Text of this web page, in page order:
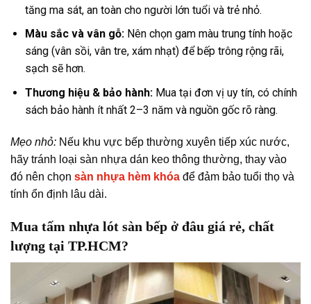
tăng ma sát, an toàn cho người lớn tuổi và trẻ nhỏ.
Màu sắc và vân gỗ:Nên chọn gam màu trung tính hoặc
sáng(vân sồi, vân tre, xám nhạt) để bếp trông rộng rãi,
sạch sẽ hơn.
Thương hiệu & bảo hành:Mua tại đơn vị uy tín, có chính
sách bảo hành ít nhất 2–3 năm và nguồn gốc rõ ràng.
Mẹo nhỏ: Nếu khu vực bếp thường xuyên tiếp xúc nước,
hãy tránh loại sàn nhựa dán keo thông thường, thay vào
đó nên chọn sàn nhựa hèm khóa để đảm bảo tuổi thọ và
tính ổn định lâu dài.
Mua tấm nhựa lót sàn bếp ở đâu giá rẻ, chất
lượng tại TP.HCM?